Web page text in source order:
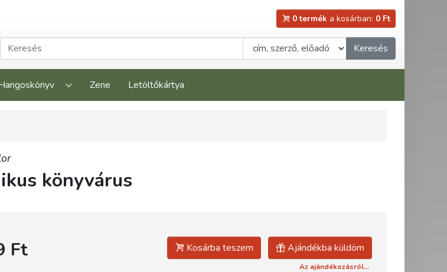
0 termék a kosárban: 0 Ft
Keresés
Zene Letöltőkártya
könyvárus
Ft Kosárba teszem Ajándékba küldöm
Az ajándékozásról...